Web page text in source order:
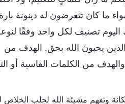
ما كان تتعرضون له دينونة
اليوم تصنيف لكل واحد وفقًا
يحبون الله بحق. الهدف من
من الكلمات القاسية أو